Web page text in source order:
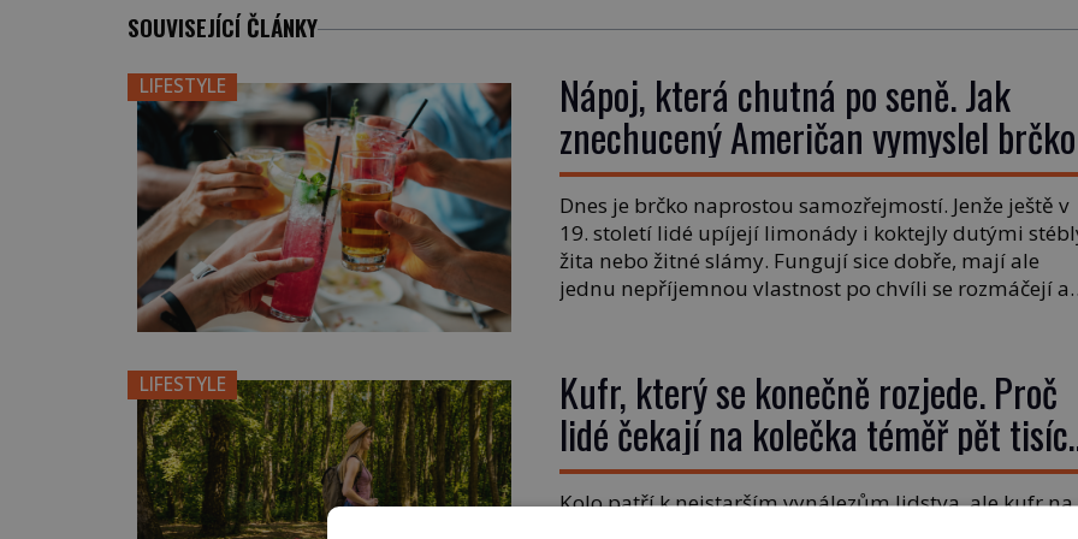
SOUVISEJÍCÍ ČLÁNKY
LIFESTYLE Nápoj, která chutná po seně. Jak
znechucený Američan vymyslel brčko
Dnes je brčko naprostou samozřejmostí. Jenže ještě v
19. století lidé upíjejí limonády i koktejly dutými
žita nebo žitné slámy. Fungují sice dobře, mají ale
jednu nepříjemnou vlastnost po chvíli se rozmáčejí a
náustků k nápadu, který změní způsob pití po celém
[…]
LIFESTYLE Kufr, který se konečně rozjede. Proč
lidé čekají na kolečka téměř pět tisíc
let?
Kolo patří k nejstarším vynálezům lidstva, ale kufr na